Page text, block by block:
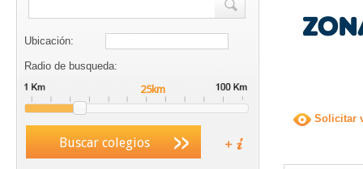
Ubicación:
Radio de busqueda:
Buscar colegios
Solicitar